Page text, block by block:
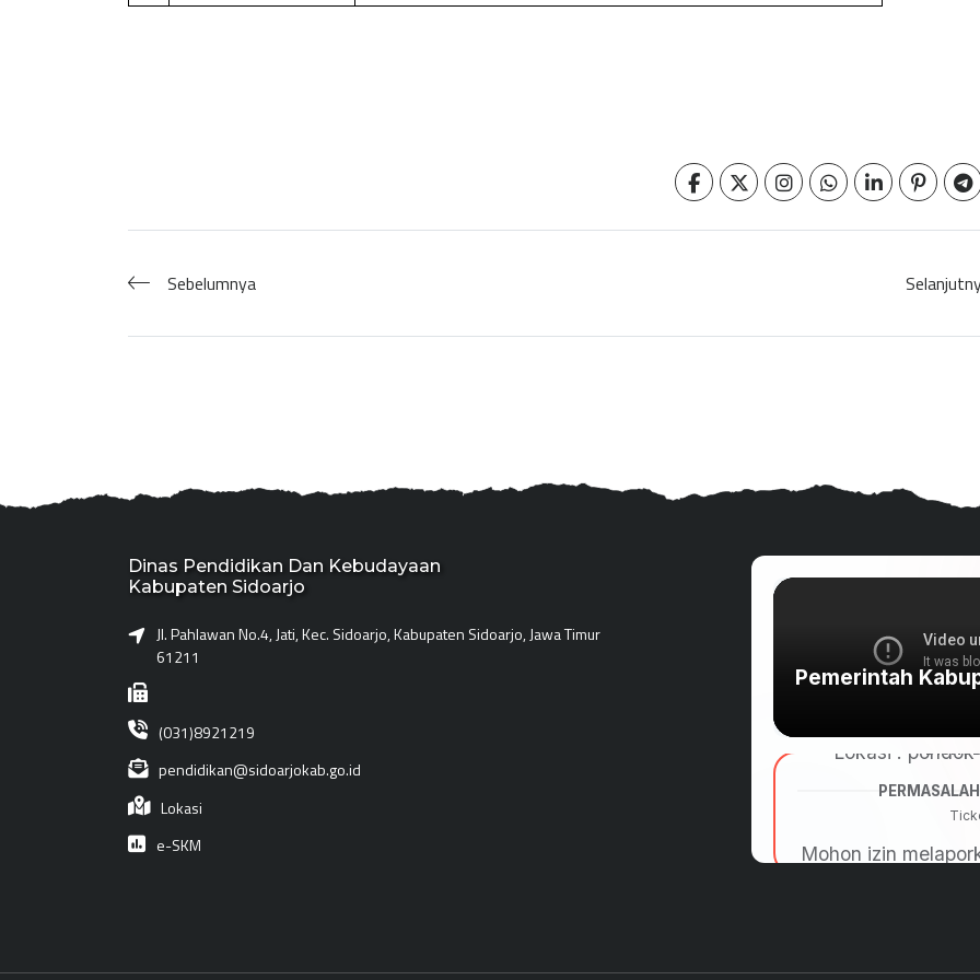
Sebelumnya
Dinas Pendidikan Dan Kebudayaan
Kabupaten Sidoarjo
Jl. Pahlawan No.4, Jati, Kec. Sidoarjo, Kabupaten Sidoarjo, Jawa Timur
61211
(031)8921219
pendidikan@sidoarjokab.go.id
Lokasi
e-SKM